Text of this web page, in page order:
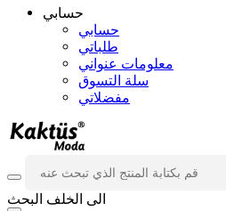
حسابي
حسابي
طلباتي
معلومات عنواني
سلة التسوق
مفضلاتي
الى الخلف البحث